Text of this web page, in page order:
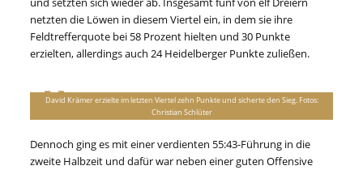
netzten die Löwen in diesem Viertel ein, in dem sie ihre
Feldtrefferquote bei 58 Prozent hielten und 30 Punkte
erzielten, allerdings auch 24 Heidelberger Punkte zuließen.
David Krämer erzielte im letzten Viertel zehn Punkte und sicherte den Sieg. Fotos:
Christian Schlüter
Dennoch ging es mit einer verdienten 55:43-Führung in die
zweite Halbzeit und dafür war neben einer guten Offensive